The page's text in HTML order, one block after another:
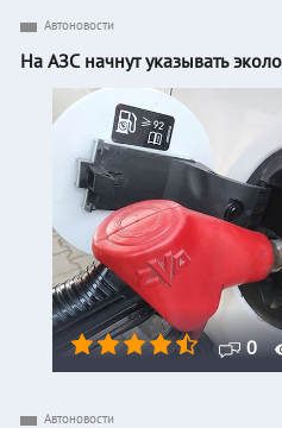
0
Автоновости
На АЗС начнут указывать
Автоновости